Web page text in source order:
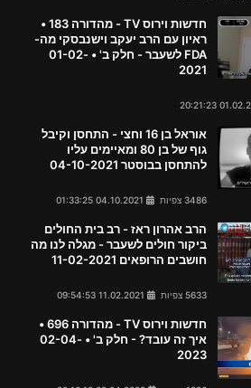
חדשות וירוס TV - מהדורה 183 •
ראיון עם הרב יעקב וישנבסקי מה-
FDA לשעבר - חלק ב' • 01-02-
2021
אוראל בן 16 וחצי - התחסן וקיבל
גוף של בן 80 ומאיימים עליו
להתחסן בבוסטר 04-10-2021
3486 צפיות
הרב אהרון ראז - רב בית החולים
ביקור חולים לשעבר - מגלה לנו מה
חושבים הרופאים 11-02-2021
5633 צפיות
חדשות וירוס TV - מהדורה 696 •
איך זה עובד? - חלק ב' • 02-04-
2023